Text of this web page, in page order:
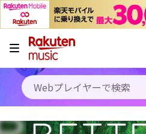
キャンペーン
料金プラン
使い方